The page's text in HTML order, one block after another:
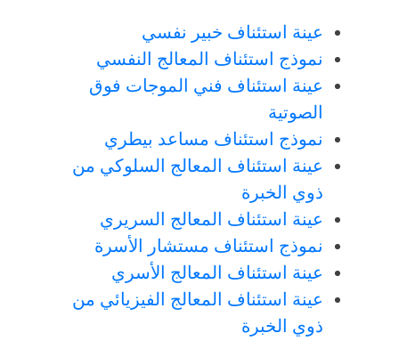
عينة استئناف خبير نفسي
نموذج استئناف المعالج النفسي
عينة استئناف فني الموجات فوق
الصوتية
نموذج استئناف مساعد بيطري
عينة استئناف المعالج السلوكي من
ذوي الخبرة
عينة استئناف المعالج السريري
نموذج استئناف مستشار الأسرة
عينة استئناف المعالج الأسري
عينة استئناف المعالج الفيزيائي من
ذوي الخبرة